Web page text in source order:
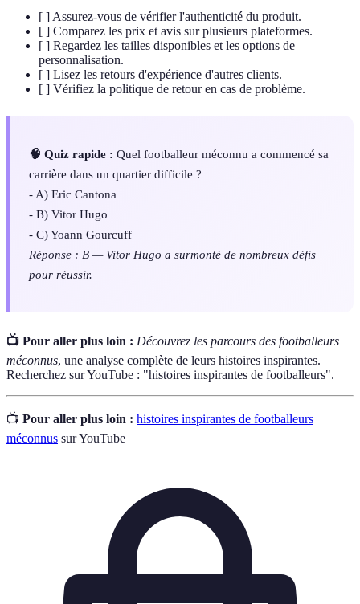
[ ] Assurez-vous de vérifier l'authenticité du produit.
[ ] Comparez les prix et avis sur plusieurs plateformes.
[ ] Regardez les tailles disponibles et les options de
personnalisation.
[ ] Lisez les retours d'expérience d'autres clients.
[ ] Vérifiez la politique de retour en cas de problème.
🧠 Quiz rapide : Quel footballeur méconnu a commencé sa
carrière dans un quartier difficile ?
- A) Eric Cantona
- B) Vitor Hugo
- C) Yoann Gourcuff
Réponse : B — Vitor Hugo a surmonté de nombreux défis
pour réussir.
📺 Pour aller plus loin : Découvrez les parcours des footballeurs
méconnus, une analyse complète de leurs histoires inspirantes.
Recherchez sur YouTube : "histoires inspirantes de footballeurs".
📺 Pour aller plus loin : histoires inspirantes de footballeurs
méconnus sur YouTube